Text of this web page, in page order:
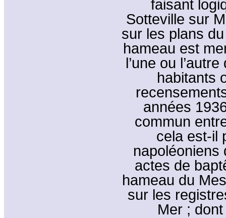
faisant
Sotteville sur
sur les plans
hameau est
l’une ou
habitants
années
commun
cela est-il
napoléoniens
actes de
hameau du
sur les
Mer ;